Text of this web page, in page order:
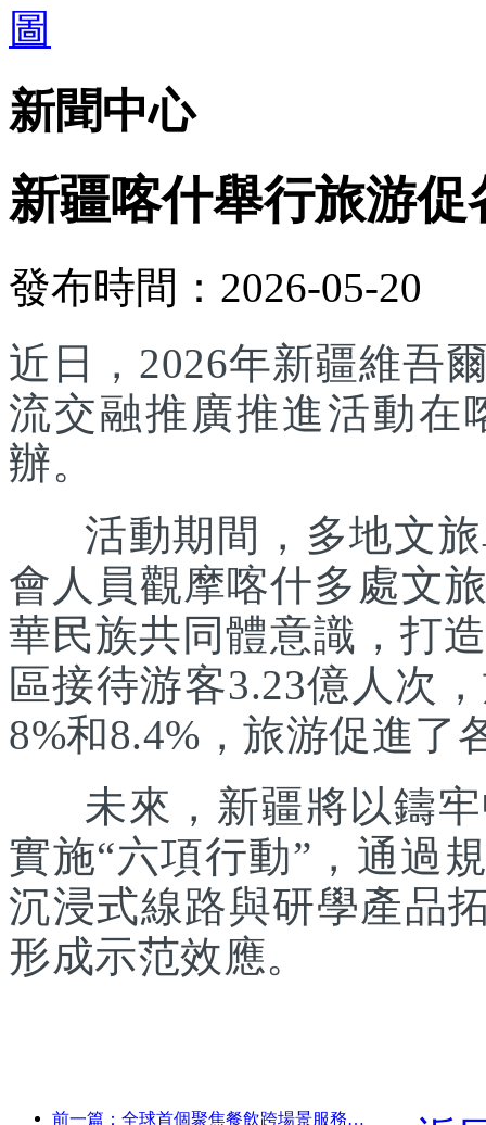
新聞中心
新疆喀什舉行旅游
發布時間：2026-05-20
近日，2026年新疆維吾
流交融推廣推進活動在
辦。
活動期間，多地文旅
會人員觀摩喀什多處文
華民族共同體意識，打
區接待游客3.23億人次
8%和8.4%，旅游促進了
未來，新疆將以鑄牢
實施“六項行動”，通過
沉浸式線路與研學產品
形成示范效應。
前一篇：全球首個聚焦餐飲跨場景服務的人形機器人發布